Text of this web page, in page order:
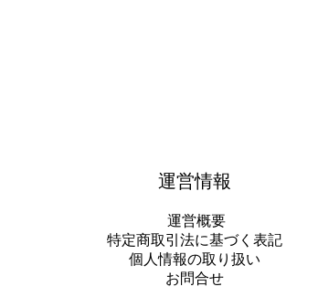
​運営情報
運営概要
特定商取引法に基づく 表記
個人情報の取り扱い​
​お問合せ